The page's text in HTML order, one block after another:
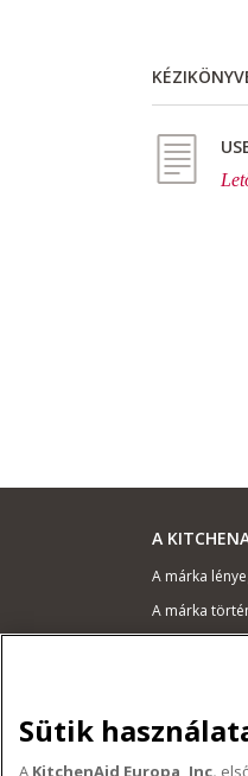
A
A márka
A márka
Hol lehet
Sütik
A KitchenAid Europa, Inc.